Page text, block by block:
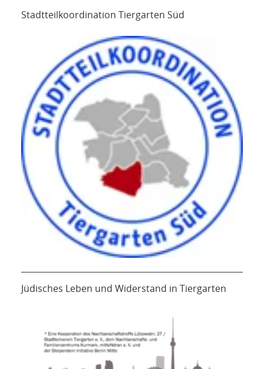
Stadtteilkoordination Tiergarten Süd
Jüdisches Leben und Widerstand in Tiergarten